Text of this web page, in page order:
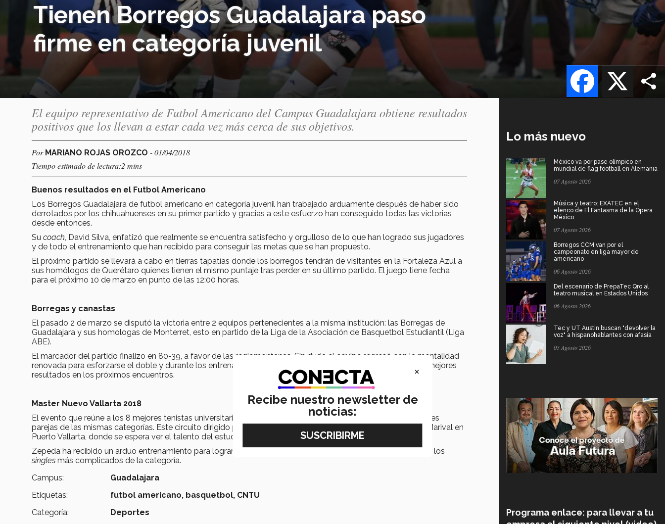
Tienen Borregos Guadalajara paso
firme en categoría juvenil
X
Facebook
El equipo representativo de Futbol Americano del Campus Guadalajara obtiene resultados
positivos que los llevan a estar cada vez más cerca de sus objetivos.
Por MARIANO ROJAS OROZCO - 01/04/2018
Tiempo estimado de lectura:2 mins
Buenos resultados en el Futbol Americano
Los Borregos Guadalajara de futbol americano en categoría juvenil han trabajado arduamente después de haber sido
derrotados por los chihuahuenses en su primer partido y gracias a este esfuerzo han conseguido todas las victorias
desde entonces.
Su coach , David Silva, enfatizó que realmente se encuentra satisfecho y orgulloso de lo que han logrado sus jugadores
y de todo el entrenamiento que han recibido para conseguir las metas que se han propuesto.
El próximo partido se llevará a cabo en tierras tapatías donde los borregos tendrán de visitantes en la Fortaleza Azul a
sus homólogos de Querétaro quienes tienen el mismo puntaje tras perder en su último partido. El juego tiene fecha
para el próximo 10 de marzo en punto de las 12:00 horas.
Borregas y canastas
El pasado 2 de marzo se disputó la victoria entre 2 equipos pertenecientes a la misma institución: las Borregas de
Guadalajara y sus homologas de Monterret, esto en partido de la Liga de la Asociación de Basquetbol Estudiantil (Liga
ABE).
El marcador del partido finalizo en 80-39, a favor de las regiomontanas. Sin duda el equipo regresó con la mentalidad
renovada para esforzarse el doble y durante los entrenamientos mantener la sana comunicación y así lograr mejores
resultados en los próximos encuentros.
Master Nuevo Vallarta 2018
El evento que reúne a los 8 mejores tenistas universitarios de la rama varonil y femenil, además de las 4 mejores
parejas de las mismas categorías. Este circuito dirigido por el CTNU de la Conadeip tuvo su sede en el Hotel Marival en
Puerto Vallarta, donde se espera ver el talento del estudiante del Campus Guadalajara: Andrés Zepeda.
Zepeda ha recibido un arduo entrenamiento para lograr un buen desempeño en lo que se considera que serán los
singles más complicados de la categoría.
Campus:
Guadalajara
Etiquetas:
futbol americano, basquetbol, CNTU
Categoría:
Deportes
Lo más nuevo
México va por pase olímpico en
mundial de flag football en Alemania
07 Agosto 2026
Música y teatro: EXATEC en el
elenco de El Fantasma de la Ópera
México
07 Agosto 2026
Borregos CCM van por el
campeonato en liga mayor de
americano
06 Agosto 2026
Del escenario de PrepaTec Qro al
teatro musical en Estados Unidos
06 Agosto 2026
Tec y UT Austin buscan "devolver la
voz" a hispanohablantes con afasia
05 Agosto 2026
Programa enlace: para llevar a tu
×
Recibe nuestro newsletter de
noticias: